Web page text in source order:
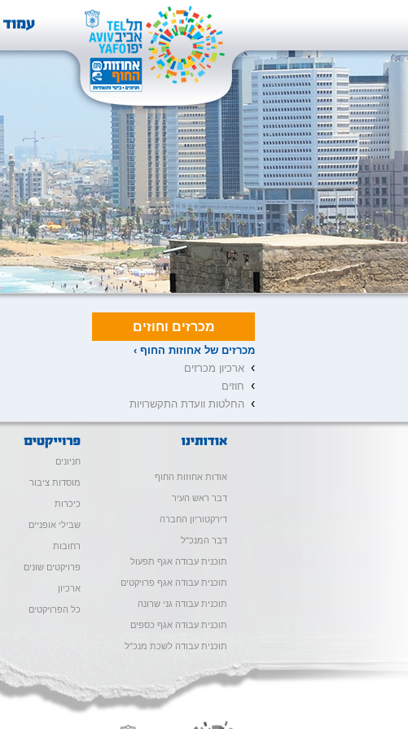
מכרזים וחוזים
מכרזים של אחוזות החוף ›
› ארכיון מכרזים
› חוזים
› החלטות וועדת התקשרויות
אודות אחוזות החוף
דבר ראש העיר
דירקטוריון החברה
דבר המנכ"ל
תוכנית עבודה אגף תפעול
תוכנית עבודה אגף פרויקטים
תוכנית עבודה גני שרונה
תוכנית עבודה אגף כספים
תוכנית עבודה לשכת מנכ"ל
חניונים
מוסדות ציבור
כיכרות
שבילי אופניים
רחובות
פרויקטים שונים
ארכיון
כל הפרויקטים